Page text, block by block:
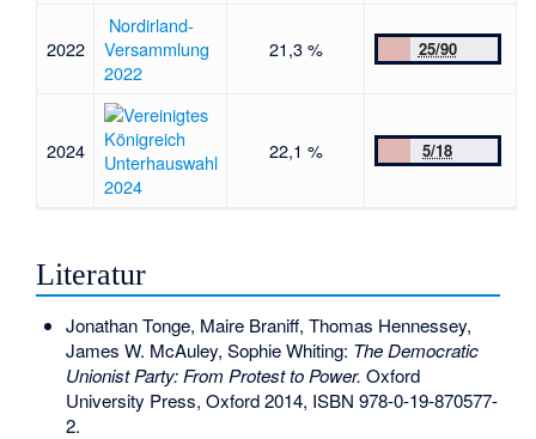
2022
Nordirland-
Versammlung
2022
21,3 % 25/90
2024
Unterhauswahl
2024
22,1 % 5/18
Literatur
Jonathan Tonge, Maire Braniff, Thomas Hennessey,
James W. McAuley, Sophie Whiting: The Democratic
Unionist Party: From Protest to Power. Oxford
University Press, Oxford 2014, ISBN 978-0-19-870577-
2.